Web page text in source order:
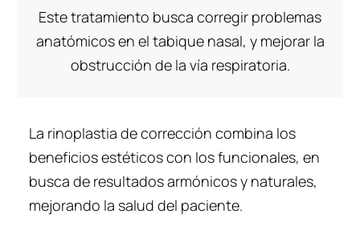
Este tratamiento busca corregir problemas
anatómicos en el tabique nasal, y mejorar la
obstrucción de la vía respiratoria.
La rinoplastia de corrección combina los
beneficios estéticos con los funcionales, en
busca de resultados armónicos y naturales,
mejorando la salud del paciente.